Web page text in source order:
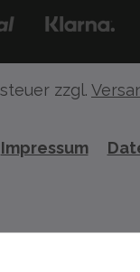
zzgl.
Impressum